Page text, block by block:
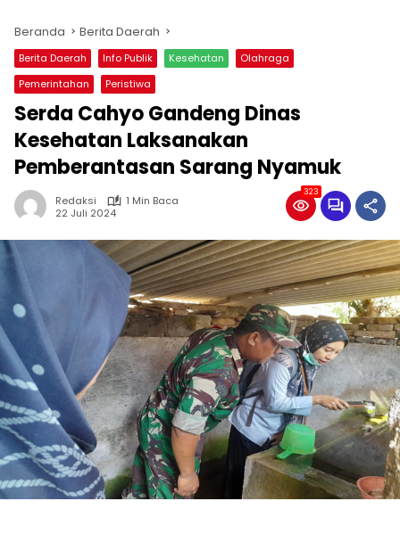
Beranda Berita Daerah
Berita Daerah Info Publik Kesehatan
Olahraga
Pemerintahan
Peristiwa
Serda Cahyo Gandeng Dinas
Kesehatan Laksanakan
Pemberantasan Sarang Nyamuk
Redaksi
1 Min Baca
22 Juli 2024
323